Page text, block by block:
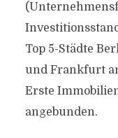
Top 5-Städte
und Frankfurt
Erste
angebunden.